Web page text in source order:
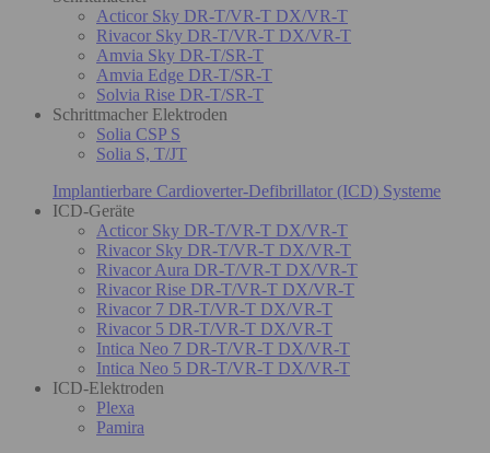
Acticor Sky DR-T/VR-T DX/VR-T
Rivacor Sky DR-T/VR-T DX/VR-T
Amvia Sky DR-T/SR-T
Amvia Edge DR-T/SR-T
Solvia Rise DR-T/SR-T
Schrittmacher Elektroden
Solia CSP S
Solia S, T/JT
Implantierbare Cardioverter-Defibrillator (ICD) Systeme
ICD-Geräte
Acticor Sky DR-T/VR-T DX/VR-T
Rivacor Sky DR-T/VR-T DX/VR-T
Rivacor Aura DR-T/VR-T DX/VR-T
Rivacor Rise DR-T/VR-T DX/VR-T
Rivacor 7 DR-T/VR-T DX/VR-T
Rivacor 5 DR-T/VR-T DX/VR-T
Intica Neo 7 DR-T/VR-T DX/VR-T
Intica Neo 5 DR-T/VR-T DX/VR-T
ICD-Elektroden
Plexa
Pamira